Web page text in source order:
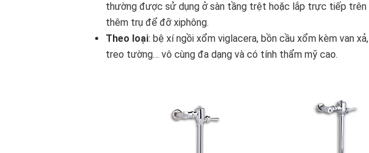
thường được sử dụng ở sàn tầng trệt hoặc lắp trực tiếp trên
thêm trụ để đỡ xiphông.
Theo loại: bệ xí ngồi xổm viglacera, bồn cầu xổm kèm van
treo tường… vô cùng đa dạng và có tính thẩm mỹ cao.